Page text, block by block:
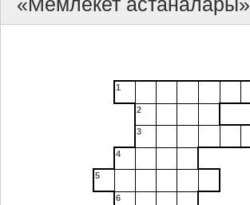
1
2
3
4
5
6